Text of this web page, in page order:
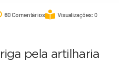
60 Comentários Visualizações: 0
pela artilharia